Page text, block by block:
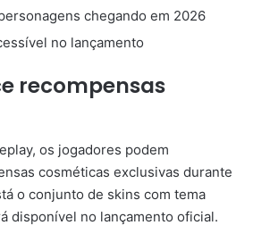
chegando em 2026
no lançamento
recompensas
os jogadores podem
cosméticas exclusivas durante
o conjunto de skins com tema
disponível no lançamento oficial.